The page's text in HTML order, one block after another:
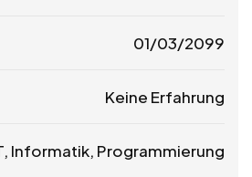
01/03/2099
Keine Erfahrung
Informatik, Programmierung